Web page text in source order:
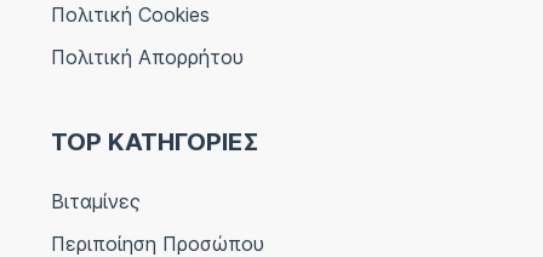
Πολιτική Cookies
Πολιτική Απορρήτου
TOP ΚΑΤΗΓΟΡΙΕΣ
Βιταμίνες
Περιποίηση Προσώπου